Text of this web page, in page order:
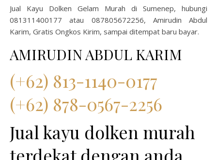
Jual Kayu Dolken Gelam Murah di Sumenep, hubungi
081311400177 atau 087805672256, Amirudin Abdul
Karim, Gratis Ongkos Kirim, sampai ditempat baru bayar.
AMIRUDIN ABDUL KARIM
(+62) 813-1140-0177
(+62) 878-0567-2256
Jual kayu dolken murah
terdekat dengan anda